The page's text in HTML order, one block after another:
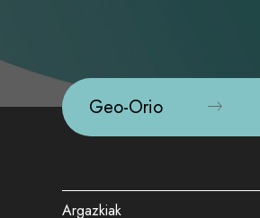
Geo-Orio
Argazkiak